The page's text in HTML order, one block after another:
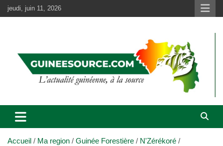
Aller
au
jeudi, juin 11, 2026
Accueil Ma region Guinée Forestière
N'Zérékoré